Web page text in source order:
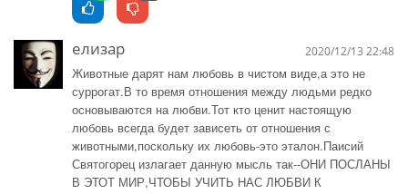
елизар 2020/12/13 22:48
Животные дарят нам любовь в чистом виде,а это не
суррогат.В то время отношения между людьми редко
основываются на любви.Тот кто ценит настоящую
любовь всегда будет зависеть от отношения с
животными,поскольку их любовь-это эталон.Паисий
Святогорец излагает данную мысль так--ОНИ ПОСЛАНЫ
В ЭТОТ МИР,ЧТОБЫ УЧИТЬ НАС ЛЮБВИ К